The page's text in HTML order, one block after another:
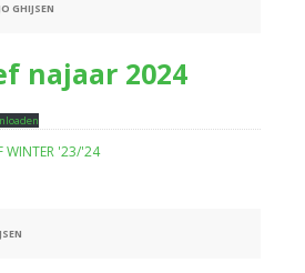
GHIJSEN
najaar 2024
WINTER '23/'24